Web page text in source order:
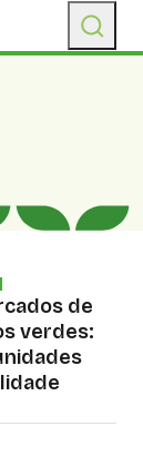
de
verdes: